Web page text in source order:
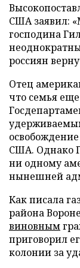
США заявил:
господина
россиян
Отец
что семья
США. Однако
ни одному
нынешней
Как писала
района
виновным
приговорил
колонии за